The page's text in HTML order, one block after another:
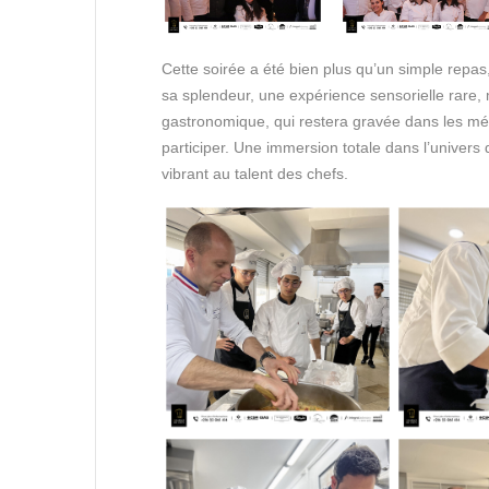
Cette soirée a été bien plus qu’un simple
sa splendeur, une expérience sensorielle
gastronomique, qui restera gravée dans les
participer. Une immersion totale dans
vibrant au talent des chefs.